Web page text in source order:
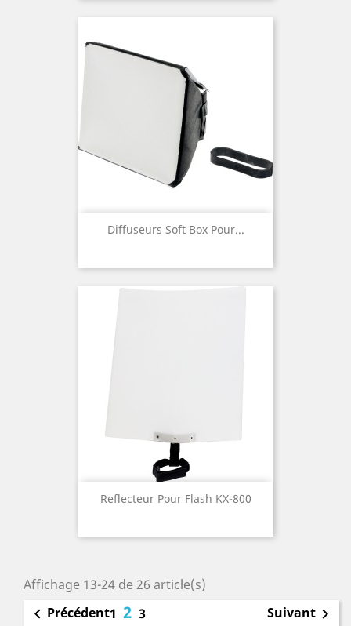
Diffuseurs Soft Box Pour...
Reflecteur Pour Flash KX-800
Affichage 13-24 de 26 article(s)
 Précédent1 2 3 Suivant 